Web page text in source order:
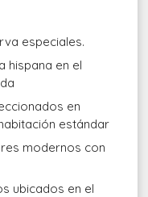
especiales.
hispana en el
en
estándar
modernos con
ubicados en el